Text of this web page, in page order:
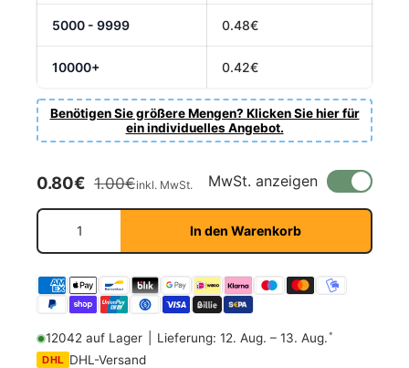
5000 - 9999 0.48€
10000+ 0.42€
Benötigen Sie größere Mengen? Klicken Sie hier für
ein individuelles Angebot.
Verkaufspreis
0.80€ Normaler Preis
1.00€inkl. MwSt. MwSt. anzeigen
Anzahl
In den Warenkorb
12042 auf Lager Lieferung: 12. Aug. – 13. Aug.*
DHL DHL-Versand